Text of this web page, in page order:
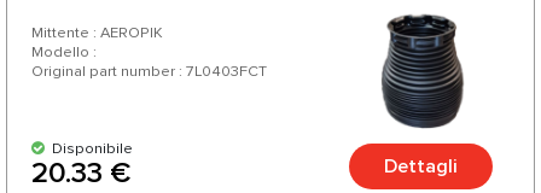
Mittente : AEROPIK
Modello :
Original part number : 7L0403FCT
Disponibile
20.33 € Dettagli